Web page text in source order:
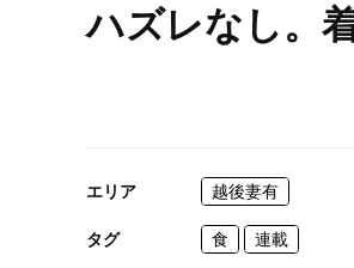
ハズレなし。
エリア 越後妻有
タグ 食 連載